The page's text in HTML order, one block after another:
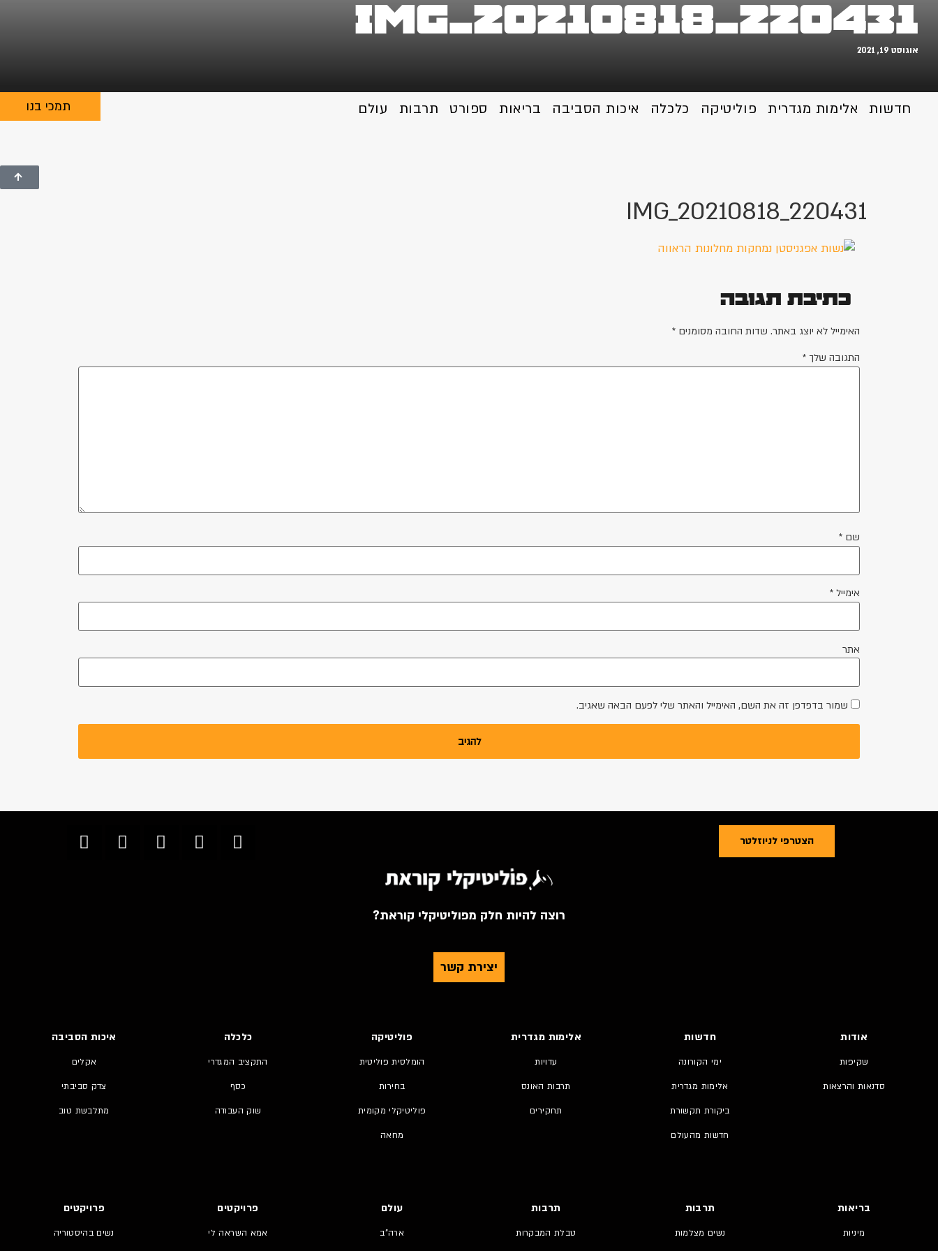
IMG_20210818_220431
אוגוסט 19, 2021
חדשות אלימות מגדרית פוליטיקה כלכלה איכות הסביבה בריאות ספורט תרבות עולם תמכי בנו
IMG_20210818_220431
כתיבת תגובה
האימייל לא יוצג באתר. שדות החובה מסומנים *
התגובה שלך *
שם *
אימייל *
אתר
שמור בדפדפן זה את השם, האימייל והאתר שלי לפעם הבאה שאגיב.
הצטרפי לניוזלטר
רוצה להיות חלק מפוליטיקלי קוראת?
יצירת קשר
אודות
שקיפות
סדנאות והרצאות
חדשות
ימי הקורונה
אלימות מגדרית
ביקורת תקשורת
חדשות מהעולם
אלימות מגדרית
עדויות
תרבות האונס
תחקירים
פוליטיקה
הומלסית פוליטית
בחירות
פוליטיקלי מקומית
מחאה
כלכלה
התקציב המגדרי
כסף
שוק העבודה
איכות הסביבה
אקלים
צדק סביבתי
מתלבשת טוב
בריאות
מיניות
תרבות
נשים מצלמות
תרבות
טבלת המבקרות
עולם
ארה"ב
פרויקטים
אמא השראה לי
פרויקטים
נשים בהיסטוריה